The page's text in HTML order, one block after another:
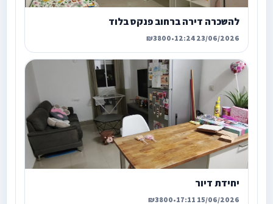
להשכרה דירה ברחוב פנקס בלוד
23/06/2026 12:24
•
₪3800
יחידת דיור
15/06/2026 17:11
•
₪3800